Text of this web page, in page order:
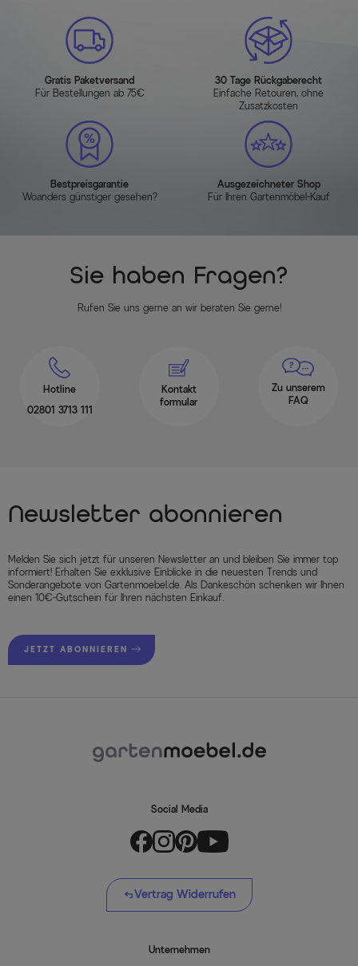
Gratis Paketversand
Für Bestellungen ab 75€
30 Tage Rückgaberecht
Einfache Retouren, ohne
Zusatzkosten
Bestpreisgarantie
Woanders günstiger gesehen?
Ausgezeichneter Shop
Für Ihren Gartenmöbel-Kauf
Sie haben Fragen?
Rufen Sie uns gerne an wir beraten Sie gerne!
Hotline
02801 3713 111
Kontakt
formular
Zu unserem
FAQ
Newsletter abonnieren
Melden Sie sich jetzt für unseren Newsletter an und bleiben Sie immer top
informiert! Erhalten Sie exklusive Einblicke in die neuesten Trends und
Sonderangebote von Gartenmoebel.de. Als Dankeschön schenken wir Ihnen
einen 10€-Gutschein für Ihren nächsten Einkauf.
JETZT ABONNIEREN
Social Media
Vertrag Widerrufen
Unternehmen